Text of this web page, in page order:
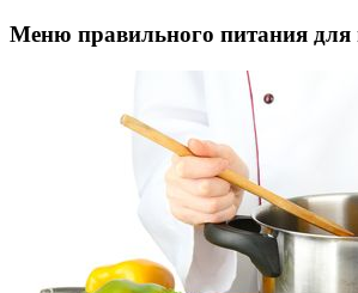
Меню правильного питания для